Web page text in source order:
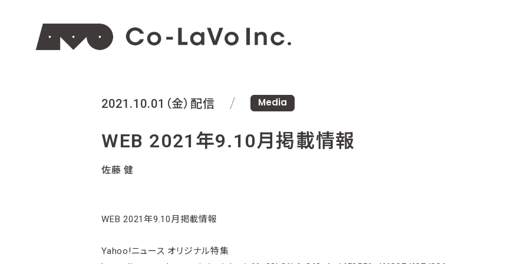
2021.10.01（金）配信 Media
WEB 2021年9.10月掲載情報
佐藤 健
WEB 2021年9.10月掲載情報
Yahoo!ニュース オリジナル特集